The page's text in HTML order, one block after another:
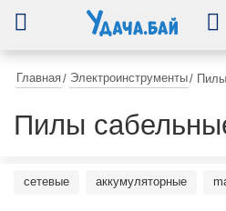
Главная/ Электроинструменты/
Пилы
сетевые аккумуляторные